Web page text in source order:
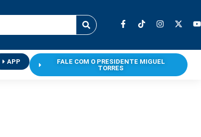
APP
FALE COM O PRESIDENTE MIGUEL
TORRES